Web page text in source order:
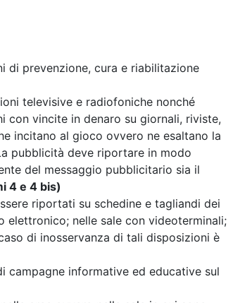
di prevenzione, cura e riabilitazione
televisive e radiofoniche nonché
con vincite in denaro su giornali, riviste,
incitano al gioco ovvero ne esaltano la
pubblicità deve riportare in modo
del messaggio pubblicitario sia il
4 e 4 bis)
riportati su schedine e tagliandi dei
elettronico; nelle sale con videoterminali;
di inosservanza di tali disposizioni è
campagne informative ed educative sul